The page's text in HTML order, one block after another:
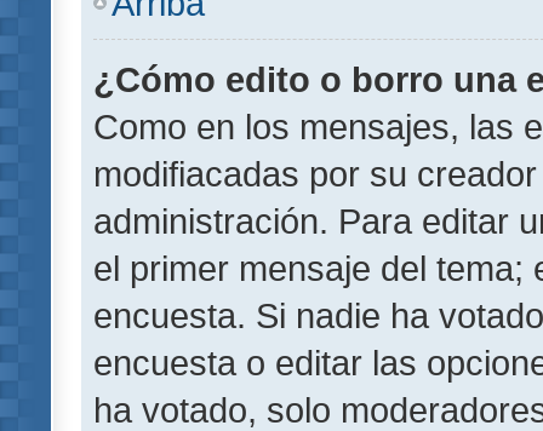
¿Cómo edito o borro una
Como en los mensajes, las
modifiacadas por su
administración. Para editar
el primer mensaje del
encuesta. Si nadie ha
encuesta o editar las
ha votado, solo